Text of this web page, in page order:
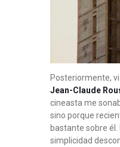
Posteriormente, vi
Jean-Claude
cineasta me
sino porque
bastante sobre él.
simplicidad